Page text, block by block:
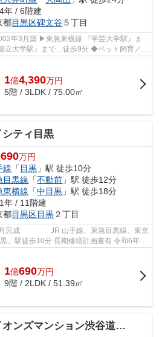
年 / 6階建
都目黒区碑文谷５丁目
◆学区／...
1億4,390万円
5階 / 3LDK / 75.00㎡
シティ目黒
690万円
線 「 目黒 」駅 徒歩10分
目黒線 「不動前 」駅 徒歩12分
東横線 「中目黒 」駅 徒歩18分
年 / 11階建
都目黒区目黒２丁目
修繕計画書有 令和6年
1億690万円
9階 / 2LDK / 51.39㎡
ンズマンション渋谷道玄坂